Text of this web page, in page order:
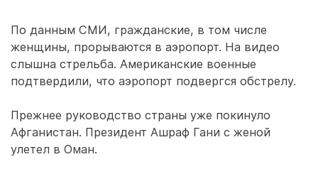
По данным СМИ, гражданские, в том числе
женщины, прорываются в аэропорт. На видео
слышна стрельба. Американские военные
подтвердили, что аэропорт подвергся обстрелу.
Прежнее руководство страны уже покинуло
Афганистан. Президент Ашраф Гани с женой
улетел в Оман.